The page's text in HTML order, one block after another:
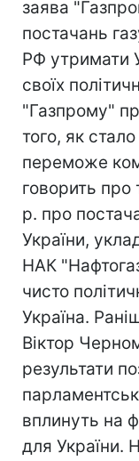
заява
постачань
РФ утримати
своїх
"Газпрому"
того, як
переможе
говорить про
р. про
України,
НАК
чисто
Україна.
Віктор
результати
вплинуть на
для України.